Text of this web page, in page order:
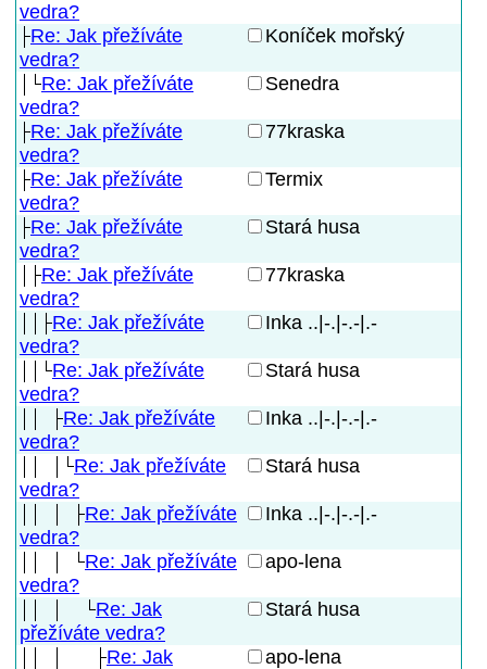
vedra?
Re: Jak přežíváte
vedra?
Koníček mořský
Re: Jak přežíváte
vedra?
Senedra
Re: Jak přežíváte
vedra?
77kraska
Re: Jak přežíváte
vedra?
Termix
Re: Jak přežíváte
vedra?
Stará husa
Re: Jak přežíváte
vedra?
77kraska
Re: Jak přežíváte
vedra?
Inka ..|-.|-.-|.-
Re: Jak přežíváte
vedra?
Stará husa
Re: Jak přežíváte
vedra?
Inka ..|-.|-.-|.-
Re: Jak přežíváte
vedra?
Stará husa
Re: Jak přežíváte
vedra?
Inka ..|-.|-.-|.-
Re: Jak přežíváte
vedra?
apo-lena
Re: Jak
přežíváte vedra?
Stará husa
Re: Jak
apo-lena